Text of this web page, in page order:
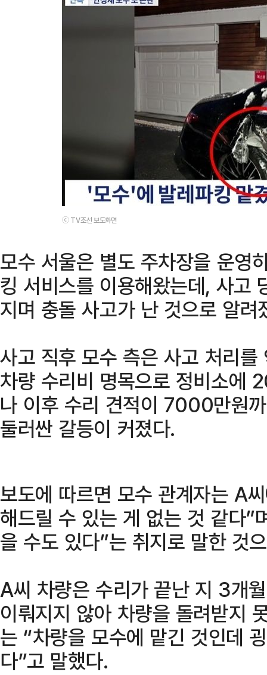
ⓒ TV조선 보도화면
모수 서울은 별도 주차장을 운영
킹 서비스를 이용해왔는데, 사고
지며 충돌 사고가 난 것으로 알려
사고 직후 모수 측은 사고 처리
차량 수리비 명목으로 정비소에
나 이후 수리 견적이 7000만원
둘러싼 갈등이 커졌다.
보도에 따르면 모수 관계자는 A
해드릴 수 있는 게 없는 것 같다”
을 수도 있다”는 취지로 말한 것
A씨 차량은 수리가 끝난 지 3개
이뤄지지 않아 차량을 돌려받지
는 “차량을 모수에 맡긴 것인데
다”고 말했다.